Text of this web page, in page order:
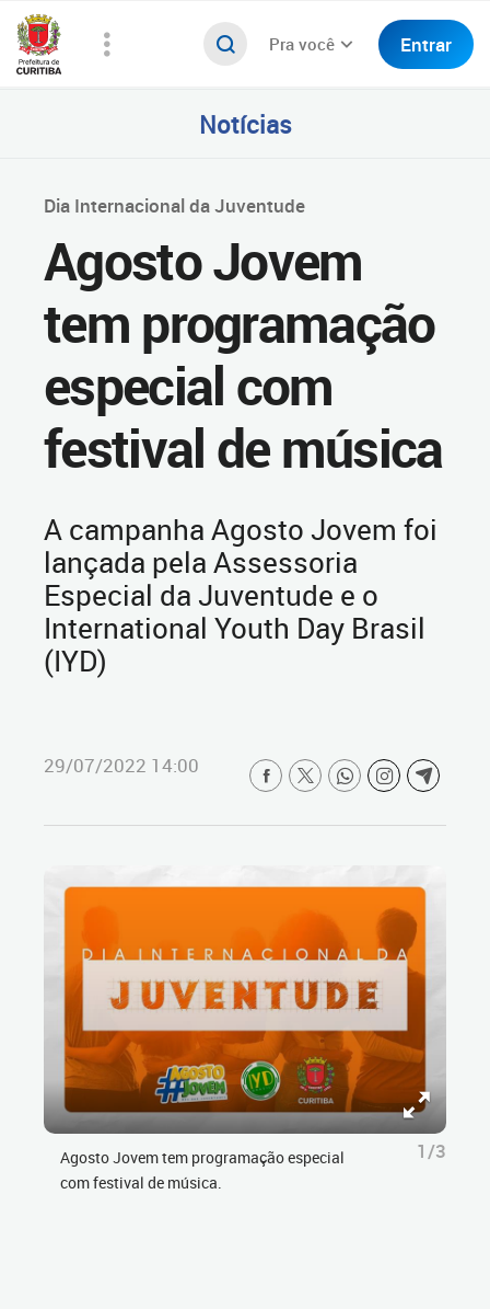
Pra você Entrar
Notícias
Dia Internacional da Juventude
Agosto Jovem
tem programação
especial com
festival de música
A campanha Agosto Jovem foi
lançada pela Assessoria
Especial da Juventude e o
International Youth Day Brasil
(IYD)
29/07/2022 14:00
Agosto Jovem tem programação especial
com festival de música.
1/3